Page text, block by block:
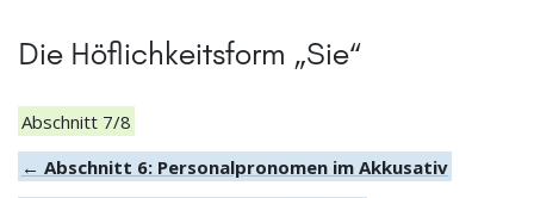
Die Höflichkeitsform „Sie“
Abschnitt 7/8
← Abschnitt 6: Personalpronomen im Akkusativ